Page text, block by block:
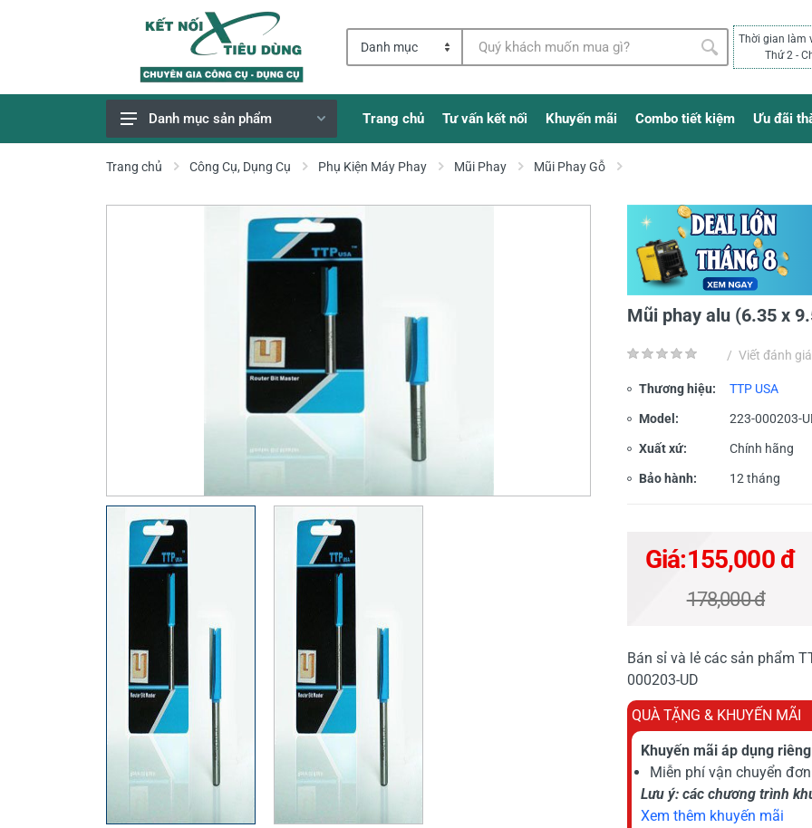
Thời gian làm
Thứ 2 -
Giao Hàng Miễn Phí
Danh mục sản phẩm Trang chủ Tư vấn kết nối Khuyến mãi Combo tiết kiệm Ưu đãi
Trang chủ Công Cụ, Dụng Cụ Phụ Kiện Máy Phay Mũi Phay Mũi Phay Gỗ
Mũi phay alu (6.35 x
/ Viết đánh giá
Thương hiệu: TTP USA
Model: 223-000203-
Xuất xứ: Chính hãng
Bảo hành: 12 tháng
Giá:155,000 đ
178,000 đ
Bán sỉ và lẻ các sản phẩm
000203-UD
QUÀ TẶNG & KHUYẾN MÃI
Khuyến mãi áp dụng
Miễn phí vận chuyển
Lưu ý: các chương trình
Xem thêm khuyến mãi